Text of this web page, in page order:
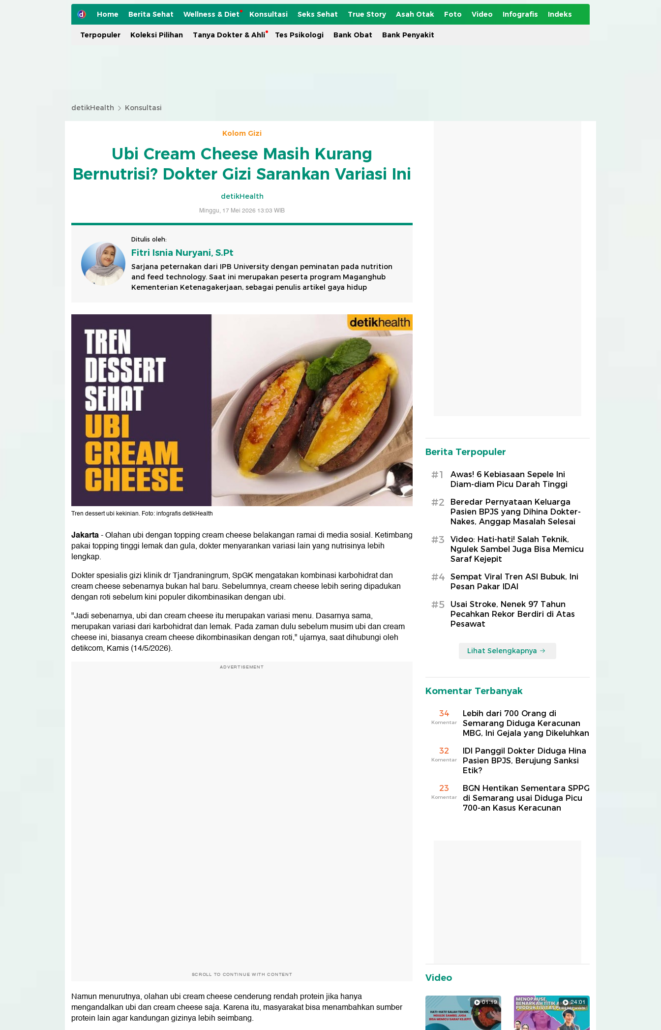
Home Berita Sehat Wellness & Diet Konsultasi Seks Sehat True Story Asah Otak Foto Video Infografis Indeks
Terpopuler Koleksi Pilihan Tanya Dokter & Ahli Tes Psikologi Bank Obat Bank Penyakit
detikHealth Konsultasi
Kolom Gizi
Ubi Cream Cheese Masih Kurang
Bernutrisi? Dokter Gizi Sarankan Variasi Ini
detikHealth
Minggu, 17 Mei 2026 13:03 WIB
Ditulis oleh:
Fitri Isnia Nuryani, S.Pt
Sarjana peternakan dari IPB University dengan peminatan pada nutrition
and feed technology. Saat ini merupakan peserta program Maganghub
Kementerian Ketenagakerjaan, sebagai penulis artikel gaya hidup
Tren dessert ubi kekinian. Foto: infografis detikHealth
Jakarta-Olahan ubi dengan topping cream cheese belakangan ramai di media sosial. Ketimbang
pakai topping tinggi lemak dan gula, dokter menyarankan variasi lain yang nutrisinya lebih
lengkap.
Dokter spesialis gizi klinik dr Tjandraningrum, SpGK mengatakan kombinasi karbohidrat dan
cream cheese sebenarnya bukan hal baru. Sebelumnya, cream cheese lebih sering dipadukan
dengan roti sebelum kini populer dikombinasikan dengan ubi.
"Jadi sebenarnya, ubi dan cream cheese itu merupakan variasi menu. Dasarnya sama,
merupakan variasi dari karbohidrat dan lemak. Pada zaman dulu sebelum musim ubi dan cream
cheese ini, biasanya cream cheese dikombinasikan dengan roti," ujarnya, saat dihubungi oleh
detikcom, Kamis (14/5/2026).
ADVERTISEMENT
SCROLL TO CONTINUE WITH CONTENT
Namun menurutnya, olahan ubi cream cheese cenderung rendah protein jika hanya
mengandalkan ubi dan cream cheese saja. Karena itu, masyarakat bisa menambahkan sumber
protein lain agar kandungan gizinya lebih seimbang.
Berita Terpopuler
#1
Awas! 6 Kebiasaan Sepele Ini
Diam-diam Picu Darah Tinggi
#2
Beredar Pernyataan Keluarga
Pasien BPJS yang Dihina Dokter-
Nakes, Anggap Masalah Selesai
#3
Video: Hati-hati! Salah Teknik,
Ngulek Sambel Juga Bisa Memicu
Saraf Kejepit
#4
Sempat Viral Tren ASI Bubuk, Ini
Pesan Pakar IDAI
#5
Usai Stroke, Nenek 97 Tahun
Pecahkan Rekor Berdiri di Atas
Pesawat
Lihat Selengkapnya
Komentar Terbanyak
34
Komentar
Lebih dari 700 Orang di
Semarang Diduga Keracunan
MBG, Ini Gejala yang Dikeluhkan
32
Komentar
IDI Panggil Dokter Diduga Hina
Pasien BPJS, Berujung Sanksi
Etik?
23
Komentar
BGN Hentikan Sementara SPPG
di Semarang usai Diduga Picu
700-an Kasus Keracunan
Video
01:19 24:01